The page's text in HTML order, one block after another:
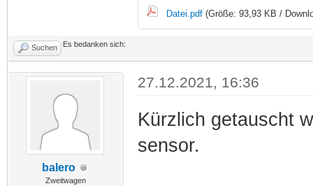
Datei.pdf(Größe: 93,93 KB /
Suchen Es bedanken sich:
balero
Zweitwagen
27.12.2021, 16:36
Kürzlich getauscht
sensor.